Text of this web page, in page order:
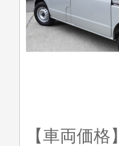
【車両価格】